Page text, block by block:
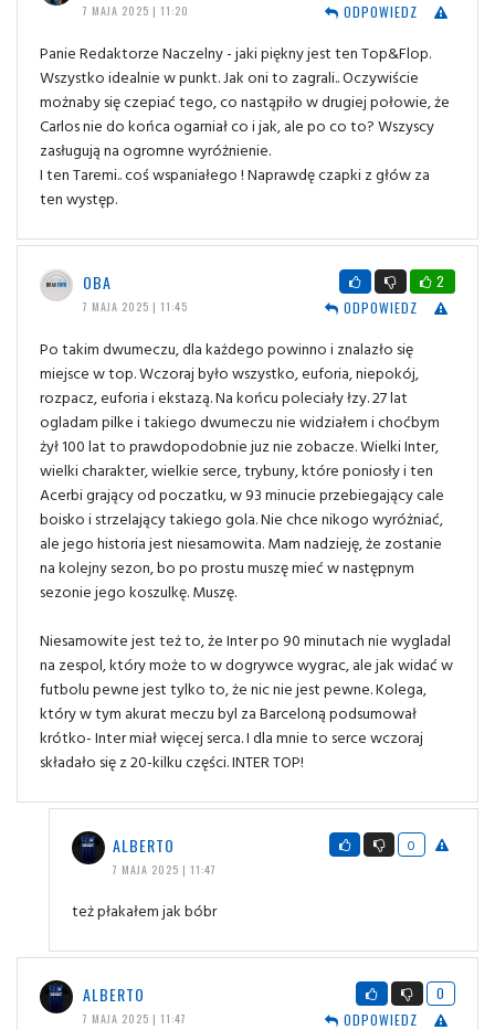
7 MAJA 2025 | 11:20
ODPOWIEDZ
Panie Redaktorze Naczelny - jaki piękny jest ten Top&Flop.
Wszystko idealnie w punkt. Jak oni to zagrali.. Oczywiście
możnaby się czepiać tego, co nastąpiło w drugiej połowie, że
Carlos nie do końca ogarniał co i jak, ale po co to? Wszyscy
zasługują na ogromne wyróżnienie.
I ten Taremi.. coś wspaniałego ! Naprawdę czapki z głów za
ten występ.
OBA
7 MAJA 2025 | 11:45
2
ODPOWIEDZ
Po takim dwumeczu, dla każdego powinno i znalazło się
miejsce w top. Wczoraj było wszystko, euforia, niepokój,
rozpacz, euforia i ekstazą. Na końcu poleciały łzy. 27 lat
ogladam pilke i takiego dwumeczu nie widziałem i choćbym
żył 100 lat to prawdopodobnie juz nie zobacze. Wielki Inter,
wielki charakter, wielkie serce, trybuny, które poniosły i ten
Acerbi grający od poczatku, w 93 minucie przebiegający cale
boisko i strzelający takiego gola. Nie chce nikogo wyróżniać,
ale jego historia jest niesamowita. Mam nadzieję, że zostanie
na kolejny sezon, bo po prostu muszę mieć w następnym
sezonie jego koszulkę. Muszę.
Niesamowite jest też to, że Inter po 90 minutach nie wygladal
na zespol, który może to w dogrywce wygrac, ale jak widać w
futbolu pewne jest tylko to, że nic nie jest pewne. Kolega,
który w tym akurat meczu byl za Barceloną podsumował
krótko- Inter miał więcej serca. I dla mnie to serce wczoraj
składało się z 20-kilku części. INTER TOP!
ALBERTO
7 MAJA 2025 | 11:47
0
też płakałem jak bóbr
ALBERTO
7 MAJA 2025 | 11:47
0
ODPOWIEDZ